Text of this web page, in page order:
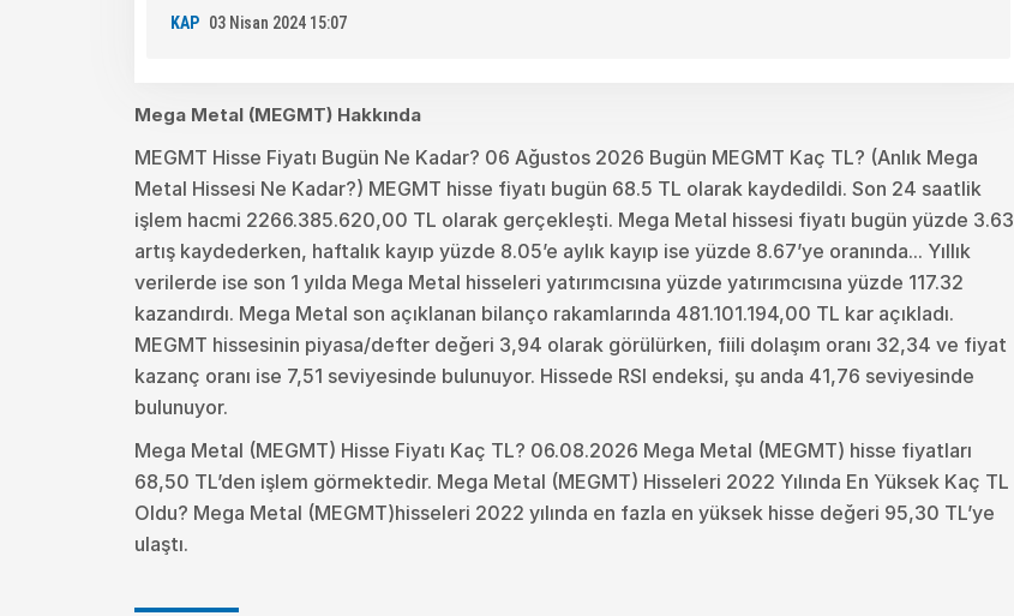
KAP 03 Nisan 2024 15:07
Mega Metal (MEGMT) Hakkında
MEGMT Hisse Fiyatı Bugün Ne Kadar? 06 Ağustos 2026 Bugün MEGMT Kaç TL? (Anlık Mega
Metal Hissesi Ne Kadar?) MEGMT hisse fiyatı bugün 68.5 TL olarak kaydedildi. Son 24 saatlik
işlem hacmi 2266.385.620,00 TL olarak gerçekleşti. Mega Metal hissesi fiyatı bugün yüzde 3.63
artış kaydederken, haftalık kayıp yüzde 8.05’e aylık kayıp ise yüzde 8.67’ye oranında... Yıllık
verilerde ise son 1 yılda Mega Metal hisseleri yatırımcısına yüzde yatırımcısına yüzde 117.32
kazandırdı. Mega Metal son açıklanan bilanço rakamlarında 481.101.194,00 TL kar açıkladı.
MEGMT hissesinin piyasa/defter değeri 3,94 olarak görülürken, fiili dolaşım oranı 32,34 ve fiyat
kazanç oranı ise 7,51 seviyesinde bulunuyor. Hissede RSI endeksi, şu anda 41,76 seviyesinde
bulunuyor.
Mega Metal (MEGMT) Hisse Fiyatı Kaç TL? 06.08.2026 Mega Metal (MEGMT) hisse fiyatları
68,50 TL’den işlem görmektedir. Mega Metal (MEGMT) Hisseleri 2022 Yılında En Yüksek Kaç TL
Oldu? Mega Metal (MEGMT)hisseleri 2022 yılında en fazla en yüksek hisse değeri 95,30 TL’ye
ulaştı.